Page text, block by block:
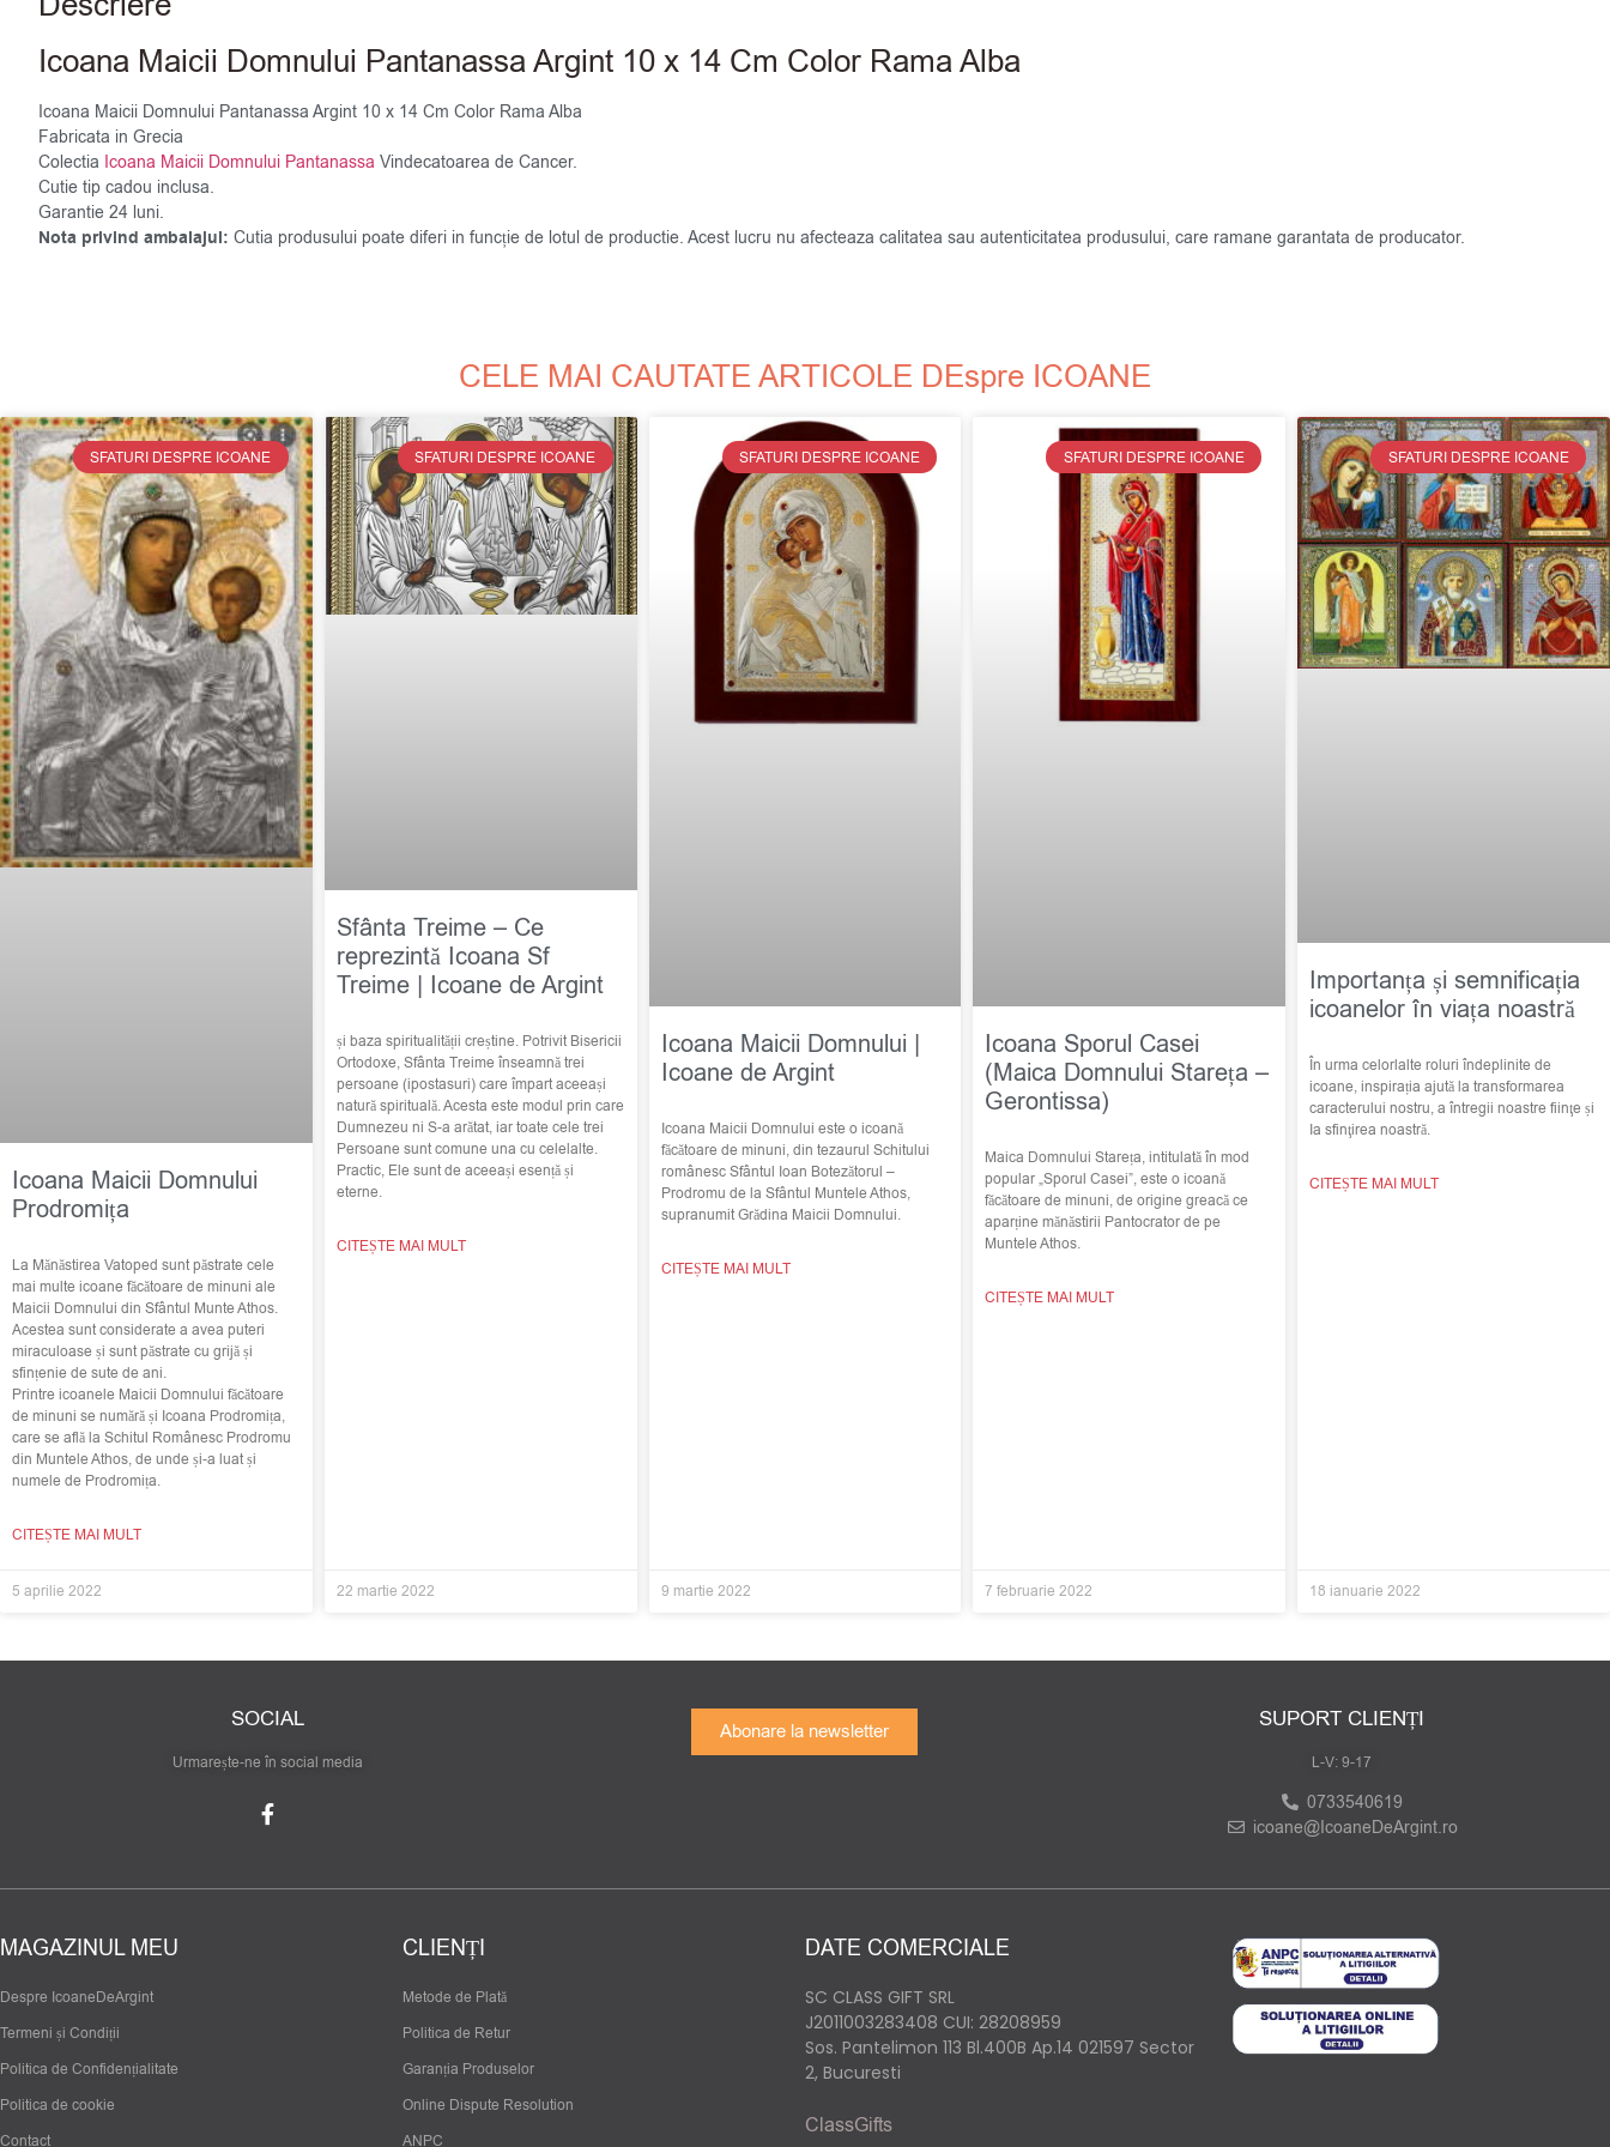
Icoana Maicii Domnului Pantanassa Argint 10 x 14 Cm Color Rama Alba
Icoana Maicii Domnului Pantanassa Argint 10 x 14 Cm Color Rama Alba
Fabricata in Grecia
Colectia Icoana Maicii Domnului Pantanassa Vindecatoarea de Cancer.
Cutie tip cadou inclusa.
Garantie 24 luni.
Nota privind ambalajul: Cutia produsului poate diferi in funcție de lotul de productie. Acest lucru nu afecteaza calitatea sau autenticitatea produsului, care ramane garantata de producator.
CELE MAI CAUTATE ARTICOLE DEspre ICOANE
SFATURI DESPRE ICOANE
Icoana Maicii Domnului
Prodromița
La Mănăstirea Vatoped sunt păstrate cele
mai multe icoane făcătoare de minuni ale
Maicii Domnului din Sfântul Munte Athos.
Acestea sunt considerate a avea puteri
miraculoase și sunt păstrate cu grijă și
sfințenie de sute de ani.
Printre icoanele Maicii Domnului făcătoare
de minuni se numără și Icoana Prodromița,
care se află la Schitul Românesc Prodromu
din Muntele Athos, de unde și-a luat și
numele de Prodromița.
CITEȘTE MAI MULT
5 aprilie 2022
SFATURI DESPRE ICOANE
Sfânta Treime – Ce
reprezintă Icoana Sf
Treime | Icoane de Argint
și baza spiritualității creștine. Potrivit Bisericii
Ortodoxe, Sfânta Treime înseamnă trei
persoane (ipostasuri) care împart aceeași
natură spirituală. Acesta este modul prin care
Dumnezeu ni S-a arătat, iar toate cele trei
Persoane sunt comune una cu celelalte.
Practic, Ele sunt de aceeași esență și
eterne.
CITEȘTE MAI MULT
22 martie 2022
SFATURI DESPRE ICOANE
Icoana Maicii Domnului |
Icoane de Argint
Icoana Maicii Domnului este o icoană
făcătoare de minuni, din tezaurul Schitului
românesc Sfântul Ioan Botezătorul –
Prodromu de la Sfântul Muntele Athos,
supranumit Grădina Maicii Domnului.
CITEȘTE MAI MULT
9 martie 2022
SFATURI DESPRE ICOANE
Icoana Sporul Casei
(Maica Domnului Stareța –
Gerontissa)
Maica Domnului Stareța, intitulată în mod
popular „Sporul Casei”, este o icoană
făcătoare de minuni, de origine greacă ce
aparține mănăstirii Pantocrator de pe
Muntele Athos.
CITEȘTE MAI MULT
7 februarie 2022
SFATURI DESPRE ICOANE
Importanța și semnificația
icoanelor în viața noastră
În urma celorlalte roluri îndeplinite de
icoane, inspirația ajută la transformarea
caracterului nostru, a întregii noastre fiinţe și
Ia sfinţirea noastră.
CITEȘTE MAI MULT
18 ianuarie 2022
SOCIAL
Urmarește-ne în social media
Abonare la newsletter SUPORT CLIENȚI
L-V: 9-17
0733540619
icoane@IcoaneDeArgint.ro
MAGAZINUL MEU
Despre IcoaneDeArgint
Termeni și Condiții
Politica de Confidențialitate
Politica de cookie
Contact
CLIENȚI
Metode de Plată
Politica de Retur
Garanția Produselor
Online Dispute Resolution
ANPC
DATE COMERCIALE
SC CLASS GIFT SRL
J2011003283408 CUI: 28208959
Sos. Pantelimon 113 Bl.400B Ap.14 021597 Sector
2, Bucuresti
ClassGifts